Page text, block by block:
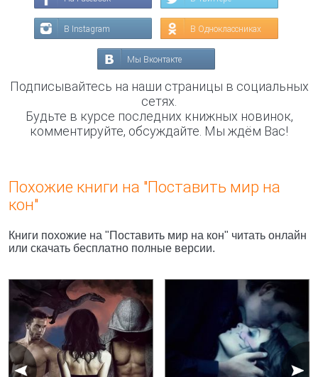
В Instagram В Одноклассниках
Мы Вконтакте
Подписывайтесь на наши страницы в социальных
сетях.
Будьте в курсе последних книжных новинок,
комментируйте, обсуждайте. Мы ждём Вас!
Похожие книги на "Поставить мир на
кон"
Книги похожие на "Поставить мир на кон" читать онлайн
или скачать бесплатно полные версии.